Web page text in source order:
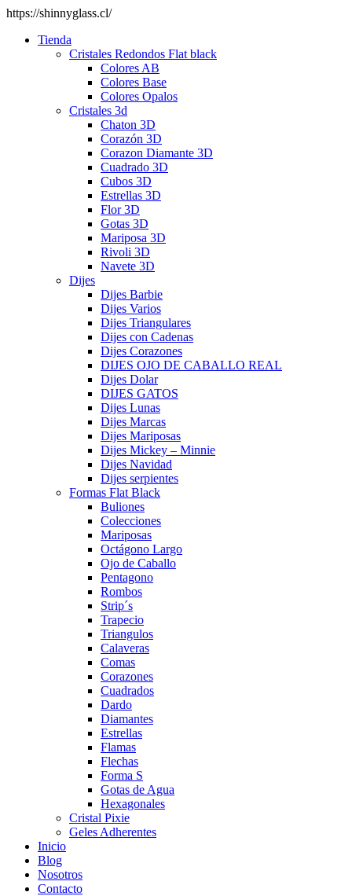
https://shinnyglass.cl/
Tienda
Cristales Redondos Flat black
Colores AB
Colores Base
Colores Opalos
Cristales 3d
Chaton 3D
Corazón 3D
Corazon Diamante 3D
Cuadrado 3D
Cubos 3D
Estrellas 3D
Flor 3D
Gotas 3D
Mariposa 3D
Rivoli 3D
Navete 3D
Dijes
Dijes Barbie
Dijes Varios
Dijes Triangulares
Dijes con Cadenas
Dijes Corazones
DIJES OJO DE CABALLO REAL
Dijes Dolar
DIJES GATOS
Dijes Lunas
Dijes Marcas
Dijes Mariposas
Dijes Mickey – Minnie
Dijes Navidad
Dijes serpientes
Formas Flat Black
Buliones
Colecciones
Mariposas
Octágono Largo
Ojo de Caballo
Pentagono
Rombos
Strip´s
Trapecio
Triangulos
Calaveras
Comas
Corazones
Cuadrados
Dardo
Diamantes
Estrellas
Flamas
Flechas
Forma S
Gotas de Agua
Hexagonales
Cristal Pixie
Geles Adherentes
Inicio
Blog
Nosotros
Contacto